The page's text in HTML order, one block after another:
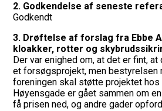
2. Godkendelse af seneste
Godkendt
3. Drøftelse af forslag fra Ebbe
kloakker, rotter og
Der var enighed om, at det er fint,
et forsøgsprojekt, men bestyrelsen
foreningen skal støtte projektet hos
Høyensgade er gået sammen om
få prisen ned, og andre gader